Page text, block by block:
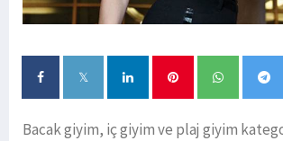
Bacak giyim, iç giyim ve plaj giyim